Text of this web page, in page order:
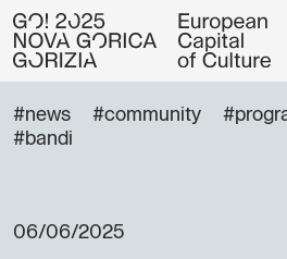
#news #community
#bandi
06/06/2025